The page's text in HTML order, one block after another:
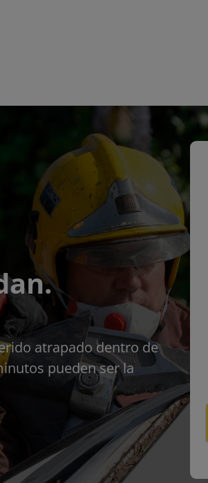
atrapado dentro de
pueden ser la